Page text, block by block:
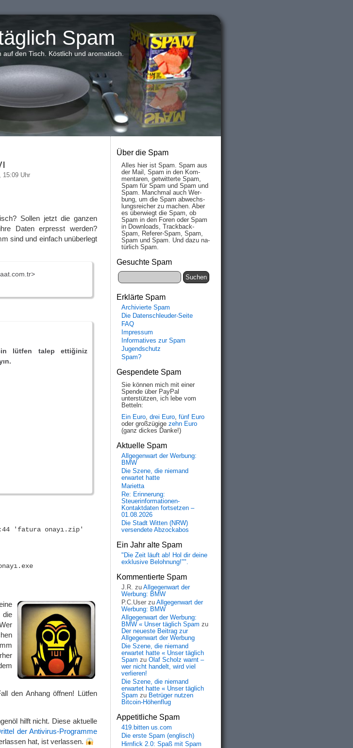
Spam
den Tisch. Köstlich und aromatisch.
15:09 Uhr
Sollen jetzt die ganzen
Daten erpresst werden?
sind und einfach unüberlegt
lütfen talep ettiğiniz
'fatura onayı.zip'
die
den Anhang öffnen! Lütfen
hilft nicht. Diese aktuelle
der Antivirus-Programme
hat, ist verlassen.
Über die Spam
Alles hier ist Spam. Spam aus
der Mail, Spam in den Kom­
men­taren, ge­twit­ter­te Spam,
Spam für Spam und Spam und
Spam. Manch­mal auch Wer­
bung, um die Spam ab­wechs­
lungs­reich­er zu mach­en. Aber
es über­wiegt die Spam, ob
Spam in den Fo­ren oder Spam
in Down­loads, Track­back-
Spam, Re­fe­rer-Spam, Spam,
Spam und Spam. Und da­zu na­
tür­lich Spam.
Gesuchte Spam
Erklärte Spam
Archivierte Spam
Die Datenschleuder-Seite
FAQ
Impressum
Informatives zur Spam
Jugendschutz
Spam?
Gespendete Spam
Sie können mich mit einer
Spende über PayPal
unterstützen, ich lebe vom
Betteln:
Ein Euro, drei Euro, fünf Euro
oder großzügige zehn Euro
(ganz dickes Danke!)
Aktuelle Spam
Allgegenwart der Werbung:
BMW
Die Szene, die niemand
erwartet hatte
Marietta
Re: Erinnerung:
Steuerinformationen-
Kontaktdaten fortsetzen –
01.08.2026
Die Stadt Witten (NRW)
versendete Abzockabos
Ein Jahr alte Spam
"Die Zeit läuft ab! Hol dir deine
exklusive Belohnung!"".
Kommentierte Spam
J.R. zu Allgegenwart der
Werbung: BMW
P.C.User zu Allgegenwart der
Werbung: BMW
Allgegenwart der Werbung:
BMW « Unser täglich Spam zu
Der neueste Beitrag zur
Allgegenwart der Werbung
Die Szene, die niemand
erwartet hatte « Unser täglich
Spam zu Olaf Scholz warnt –
wer nicht handelt, wird viel
verlieren!
Die Szene, die niemand
erwartet hatte « Unser täglich
Spam zu Betrüger nutzen
Bitcoin-Höhenflug
Appetitliche Spam
419.bitten us.com
Die erste Spam (englisch)
Hirnfick 2.0: Spaß mit Spam